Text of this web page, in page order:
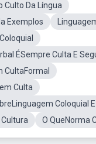
Culto Da Língua
Exemplos
ÉSempre Culta E
CultaFormal
Culta
Coloquial
O QueNorma